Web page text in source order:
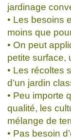
jardinage
• Les besoins
moins que
• On peut
petite surface,
• Les récoltes
d’un jardin
• Peu importe
qualité, les
mélange de
• Pas besoin